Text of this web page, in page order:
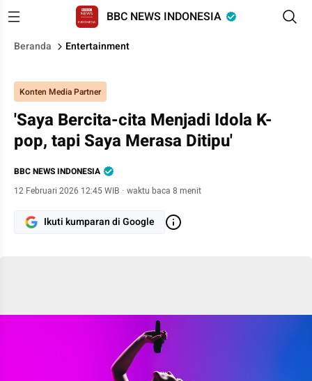
BBC NEWS INDONESIA
Beranda Entertainment
Konten Media Partner
'Saya Bercita-cita Menjadi Idola K-
pop, tapi Saya Merasa Ditipu'
BBC NEWS INDONESIA
12 Februari 2026 12:45 WIB · waktu baca 8 menit
Ikuti kumparan di Google